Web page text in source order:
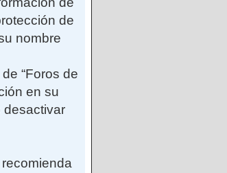
de
nombre
“Foros de
en su
desactivar